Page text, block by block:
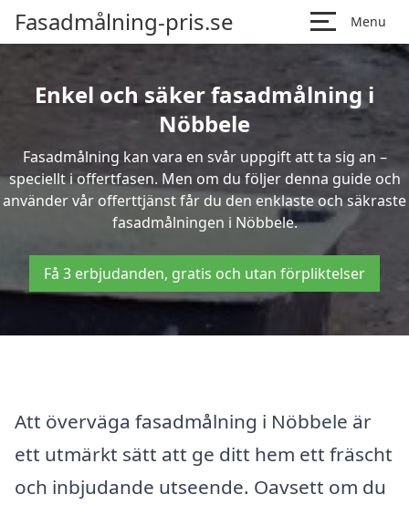
Fasadmålning-pris.se Menu
Enkel och säker fasadmålning i
Nöbbele
Fasadmålning kan vara en svår uppgift att ta sig an –
speciellt i offertfasen. Men om du följer denna guide och
använder vår offerttjänst får du den enklaste och säkraste
fasadmålningen i Nöbbele.
Få 3 erbjudanden, gratis och utan förpliktelser
Att överväga fasadmålning i Nöbbele är
ett utmärkt sätt att ge ditt hem ett fräscht
och inbjudande utseende. Oavsett om du